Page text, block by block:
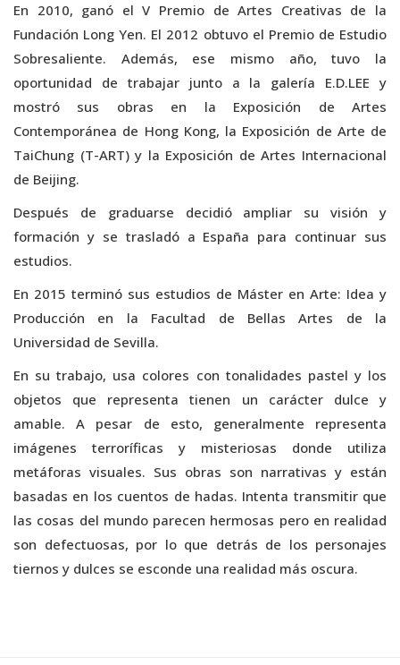
En 2010, ganó el V Premio de Artes Creativas de la
Fundación Long Yen. El 2012 obtuvo el Premio de Estudio
Sobresaliente. Además, ese mismo año, tuvo la
oportunidad de trabajar junto a la galería E.D.LEE y
mostró sus obras en la Exposición de Artes
Contemporánea de Hong Kong, la Exposición de Arte de
TaiChung (T-ART) y la Exposición de Artes Internacional
de Beijing.
Después de graduarse decidió ampliar su visión y
formación y se trasladó a España para continuar sus
estudios.
En 2015 terminó sus estudios de Máster en Arte: Idea y
Producción en la Facultad de Bellas Artes de la
Universidad de Sevilla.
En su trabajo, usa colores con tonalidades pastel y los
objetos que representa tienen un carácter dulce y
amable. A pesar de esto, generalmente representa
imágenes terroríficas y misteriosas donde utiliza
metáforas visuales. Sus obras son narrativas y están
basadas en los cuentos de hadas. Intenta transmitir que
las cosas del mundo parecen hermosas pero en realidad
son defectuosas, por lo que detrás de los personajes
tiernos y dulces se esconde una realidad más oscura.